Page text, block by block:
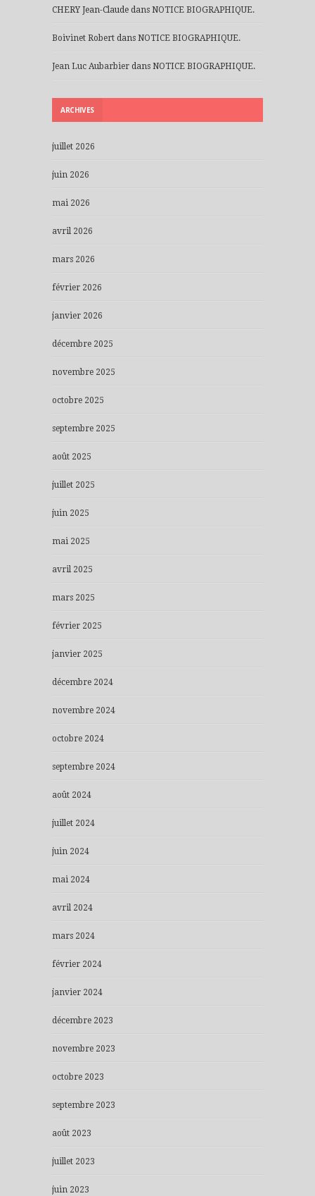
CHERY Jean-Claude dans NOTICE BIOGRAPHIQUE.
Boivinet Robert dans NOTICE BIOGRAPHIQUE.
Jean Luc Aubarbier dans NOTICE BIOGRAPHIQUE.
ARCHIVES
juillet 2026
juin 2026
mai 2026
avril 2026
mars 2026
février 2026
janvier 2026
décembre 2025
novembre 2025
octobre 2025
septembre 2025
août 2025
juillet 2025
juin 2025
mai 2025
avril 2025
mars 2025
février 2025
janvier 2025
décembre 2024
novembre 2024
octobre 2024
septembre 2024
août 2024
juillet 2024
juin 2024
mai 2024
avril 2024
mars 2024
février 2024
janvier 2024
décembre 2023
novembre 2023
octobre 2023
septembre 2023
août 2023
juillet 2023
juin 2023